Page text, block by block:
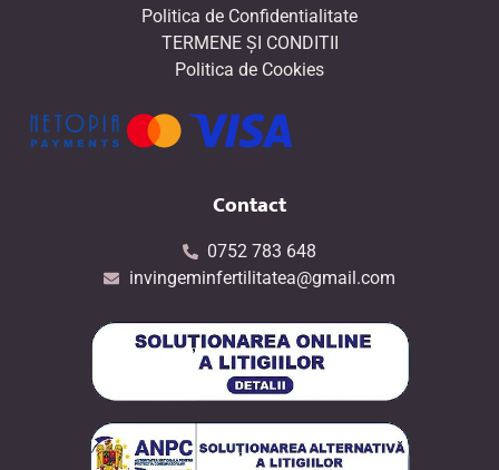
Politica de Confidentialitate
TERMENE ŞI CONDITII
Politica de Cookies
Contact
0752 783 648
invingeminfertilitatea@gmail.com